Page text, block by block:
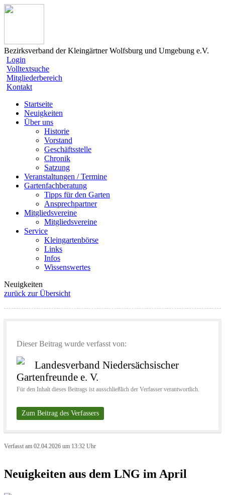
Bezirksverband der Kleingärtner Wolfsburg und Umgebung e.V.
Login
Volltextsuche
Mitgliederbereich
Kontakt
Startseite
Neuigkeiten
Über uns
Historie
Vorstand
Geschäftsstelle
Chronik
Satzung
Veranstaltungen / Termine
Gartenfachberatung
Tipps für den Garten
Ansprechpartner
Mitgliedsvereine
Mitgliedsvereine
Service
Kleingartenbörse
Links
Infos
Wissenswertes
Neuigkeiten
zurück zur Übersicht
Dieser Beitrag wurde verfasst von:
Landesverband Niedersächsischer
Gartenfreunde e. V.
Für den Inhalt dieses Beitrags ist ausschließlich der Verfasser verantwortlich.
Zum Beitrag des Verfassers
Verfasst am 02.04.2026 um 13:32 Uhr
Neuigkeiten aus dem LNG im April